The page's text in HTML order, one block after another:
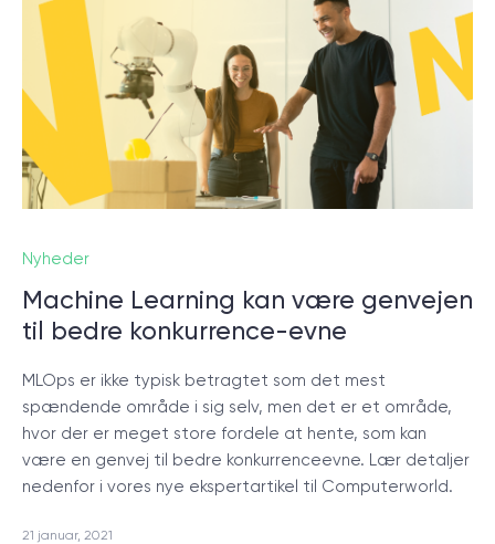
Nyheder
Machine Learning kan være genvejen
til bedre konkurrence-evne
MLOps er ikke typisk betragtet som det mest
spændende område i sig selv, men det er et område,
hvor der er meget store fordele at hente, som kan
være en genvej til bedre konkurrenceevne. Lær detaljer
nedenfor i vores nye ekspertartikel til Computerworld.
21 januar, 2021